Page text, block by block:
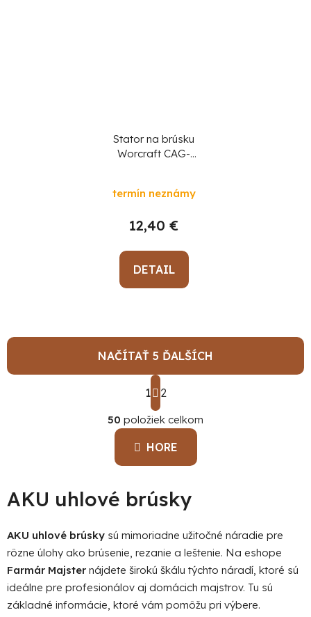
Stator na brúsku
Worcraft CAG-
termín neznámy
12,40 €
DETAIL
O
v
l
á
d
c
e
r
v
k
y
NAČÍTAŤ 5 ĎALŠÍCH
S
t
r
á
n
k
n
1 2
50 položiek celkom
HORE
AKU uhlové brúsky
AKU uhlové brúsky sú mimoriadne užitočné náradie pre
rôzne úlohy ako brúsenie, rezanie a leštenie. Na eshope
Farmár Majster nájdete širokú škálu týchto náradí, ktoré sú
ideálne pre profesionálov aj domácich majstrov. Tu sú
základné informácie, ktoré vám pomôžu pri výbere.